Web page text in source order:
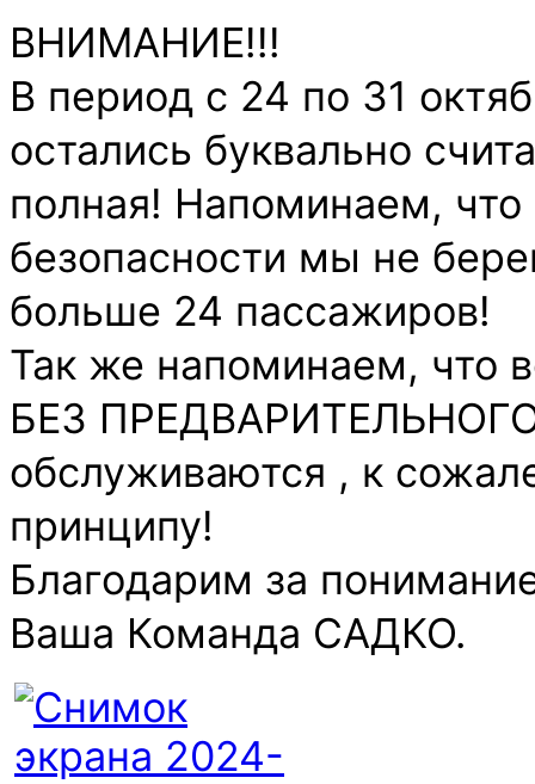
ВНИМАНИЕ!!!
В период с 24 по 31
остались буквально
полная! Напоминаем,
безопасности мы не
больше 24 пассажиров!
Так же напоминаем, что
БЕЗ
обслуживаются , к
принципу!
Благодарим за
Ваша Команда САДКО.